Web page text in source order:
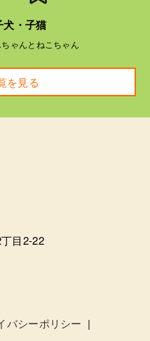
犬・子猫
ゃんとねこちゃん
を見る
目2-22
バシーポリシー |